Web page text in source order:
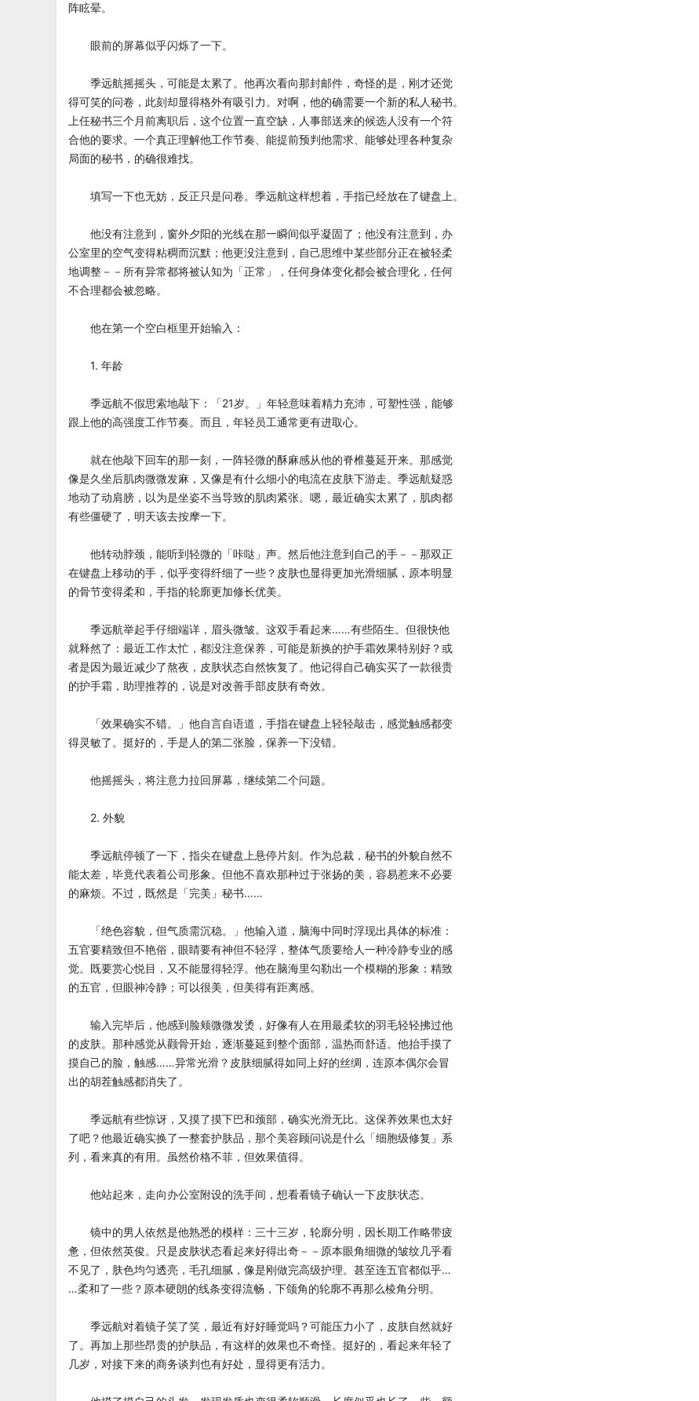
阵眩晕。
眼前的屏幕似乎闪烁了一下。
季远航摇摇头，可能是太累了。他再次看向那封邮件，奇怪的是，刚才还觉
得可笑的问卷，此刻却显得格外有吸引力。对啊，他的确需要一个新的私人秘书。
上任秘书三个月前离职后，这个位置一直空缺，人事部送来的候选人没有一个符
合他的要求。一个真正理解他工作节奏、能提前预判他需求、能够处理各种复杂
局面的秘书，的确很难找。
填写一下也无妨，反正只是问卷。季远航这样想着，手指已经放在了键盘上。
他没有注意到，窗外夕阳的光线在那一瞬间似乎凝固了；他没有注意到，办
公室里的空气变得粘稠而沉默；他更没注意到，自己思维中某些部分正在被轻柔
地调整－－所有异常都将被认知为「正常」，任何身体变化都会被合理化，任何
不合理都会被忽略。
他在第一个空白框里开始输入：
1. 年龄
季远航不假思索地敲下：「21岁。」年轻意味着精力充沛，可塑性强，能够
跟上他的高强度工作节奏。而且，年轻员工通常更有进取心。
就在他敲下回车的那一刻，一阵轻微的酥麻感从他的脊椎蔓延开来。那感觉
像是久坐后肌肉微微发麻，又像是有什么细小的电流在皮肤下游走。季远航疑惑
地动了动肩膀，以为是坐姿不当导致的肌肉紧张。嗯，最近确实太累了，肌肉都
有些僵硬了，明天该去按摩一下。
他转动脖颈，能听到轻微的「咔哒」声。然后他注意到自己的手－－那双正
在键盘上移动的手，似乎变得纤细了一些？皮肤也显得更加光滑细腻，原本明显
的骨节变得柔和，手指的轮廓更加修长优美。
季远航举起手仔细端详，眉头微皱。这双手看起来……有些陌生。但很快他
就释然了：最近工作太忙，都没注意保养，可能是新换的护手霜效果特别好？或
者是因为最近减少了熬夜，皮肤状态自然恢复了。他记得自己确实买了一款很贵
的护手霜，助理推荐的，说是对改善手部皮肤有奇效。
「效果确实不错。」他自言自语道，手指在键盘上轻轻敲击，感觉触感都变
得灵敏了。挺好的，手是人的第二张脸，保养一下没错。
他摇摇头，将注意力拉回屏幕，继续第二个问题。
2. 外貌
季远航停顿了一下，指尖在键盘上悬停片刻。作为总裁，秘书的外貌自然不
能太差，毕竟代表着公司形象。但他不喜欢那种过于张扬的美，容易惹来不必要
的麻烦。不过，既然是「完美」秘书……
「绝色容貌，但气质需沉稳。」他输入道，脑海中同时浮现出具体的标准：
五官要精致但不艳俗，眼睛要有神但不轻浮，整体气质要给人一种冷静专业的感
觉。既要赏心悦目，又不能显得轻浮。他在脑海里勾勒出一个模糊的形象：精致
的五官，但眼神冷静；可以很美，但美得有距离感。
输入完毕后，他感到脸颊微微发烫，好像有人在用最柔软的羽毛轻轻拂过他
的皮肤。那种感觉从颧骨开始，逐渐蔓延到整个面部，温热而舒适。他抬手摸了
摸自己的脸，触感……异常光滑？皮肤细腻得如同上好的丝绸，连原本偶尔会冒
出的胡茬触感都消失了。
季远航有些惊讶，又摸了摸下巴和颈部，确实光滑无比。这保养效果也太好
了吧？他最近确实换了一整套护肤品，那个美容顾问说是什么「细胞级修复」系
列，看来真的有用。虽然价格不菲，但效果值得。
他站起来，走向办公室附设的洗手间，想看看镜子确认一下皮肤状态。
镜中的男人依然是他熟悉的模样：三十三岁，轮廓分明，因长期工作略带疲
惫，但依然英俊。只是皮肤状态看起来好得出奇－－原本眼角细微的皱纹几乎看
不见了，肤色均匀透亮，毛孔细腻，像是刚做完高级护理。甚至连五官都似乎…
…柔和了一些？原本硬朗的线条变得流畅，下颌角的轮廓不再那么棱角分明。
季远航对着镜子笑了笑，最近有好好睡觉吗？可能压力小了，皮肤自然就好
了。再加上那些昂贵的护肤品，有这样的效果也不奇怪。挺好的，看起来年轻了
几岁，对接下来的商务谈判也有好处，显得更有活力。